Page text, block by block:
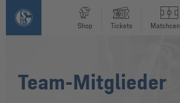
Shop Tickets
Team-Mitglieder